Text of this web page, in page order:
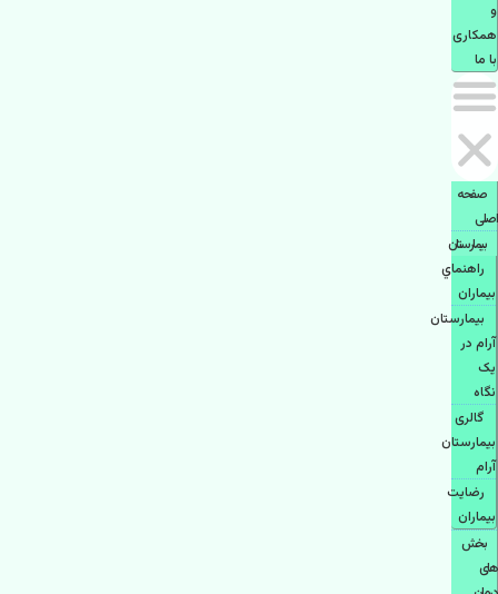
و
همكاری
با ما
صفحه
اصلی
بيمارستان
راهنماي
بیماران
بیمارستان
آرام در
یک
نگاه
گالری
بیمارستان
آرام
رضایت
بیماران
بخش
های